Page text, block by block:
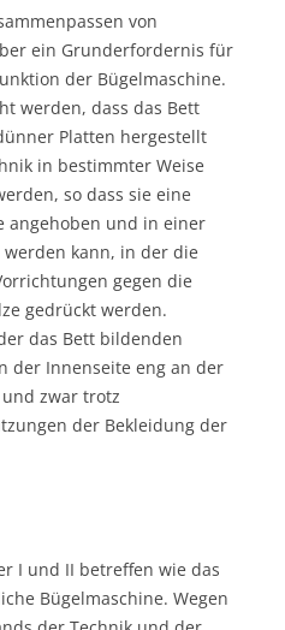
von
ein Grunderfordernis für
der Bügelmaschine.
werden, dass das Bett
Platten hergestellt
in bestimmter Weise
so dass sie eine
angehoben und in einer
kann, in der die
gegen die
gedrückt werden.
das Bett bildenden
der Innenseite eng an der
zwar trotz
der Bekleidung der
I und II betreffen wie das
Bügelmaschine. Wegen